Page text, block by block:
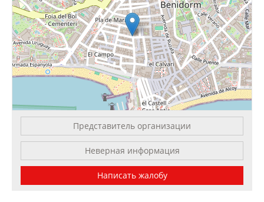
Leaflet| OSM Mapnik
Представитель организации
Неверная информация
Написать жалобу